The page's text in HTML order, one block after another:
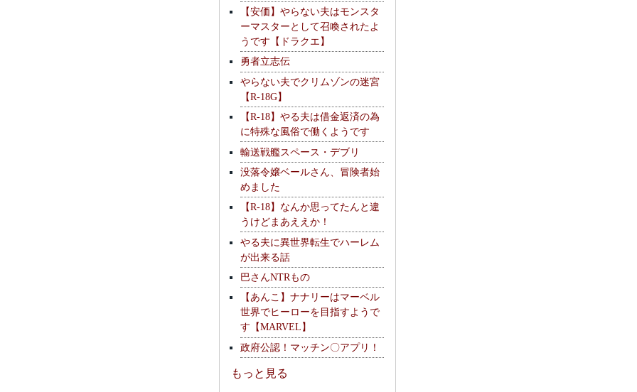
【安価】やらない夫はモンスタ
ーマスターとして召喚されたよ
うです【ドラクエ】
勇者立志伝
やらない夫でクリムゾンの迷宮
【R-18G】
【R-18】やる夫は借金返済の為
に特殊な風俗で働くようです
輸送戦艦スペース・デブリ
没落令嬢ベールさん、冒険者始
めました
【R-18】なんか思ってたんと違
うけどまあええか！
やる夫に異世界転生でハーレム
が出来る話
巴さんNTRもの
【あんこ】ナナリーはマーベル
世界でヒーローを目指すようで
す【MARVEL】
政府公認！マッチン〇アプリ！
もっと見る